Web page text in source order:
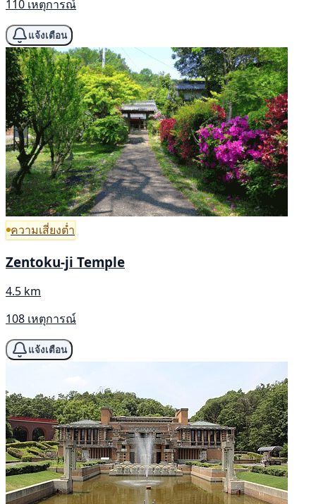
110 เหตุการณ์
แจ้งเตือน
ความเสี่ยงต่ำ
Zentoku-ji Temple
4.5 km
108 เหตุการณ์
แจ้งเตือน